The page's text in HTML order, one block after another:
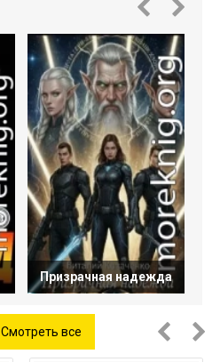
Призрачная надежда
Смотреть все